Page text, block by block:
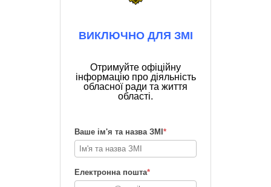
ВИКЛЮЧНО ДЛЯ ЗМІ
Отримуйте офіційну
інформацію про діяльність
обласної ради та життя
області.
Ваше ім'я та назва ЗМІ *
Електронна пошта*